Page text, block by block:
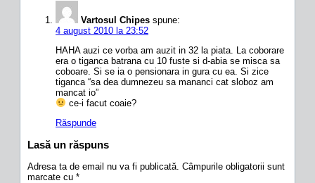
Vartosul Chipes spune:
4 august 2010 la 23:52
HAHA auzi ce vorba am auzit in 32 la piata. La coborare
era o tiganca batrana cu 10 fuste si d-abia se misca sa
coboare. Si se ia o pensionara in gura cu ea. Si zice
tiganca “sa dea dumnezeu sa mananci cat sloboz am
mancat io”
ce-i facut coaie?
Răspunde
Lasă un răspuns
Adresa ta de email nu va fi publicată. Câmpurile obligatorii sunt
marcate cu *